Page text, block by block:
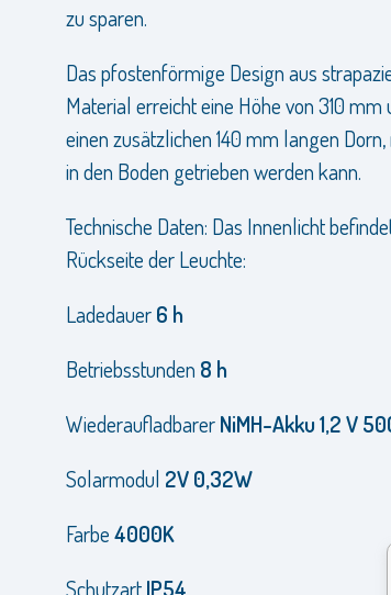
zu sparen.
Das pfostenförmige Design aus
Material erreicht eine Höhe von 310
einen zusätzlichen 140 mm langen
in den Boden getrieben werden kann.
Technische Daten: Das Innenlicht
Rückseite der Leuchte:
Ladedauer6 h
Betriebsstunden 8 h
WiederaufladbarerNiMH-Akku 1,2 V
Solarmodul 2V 0,32W
Farbe4000K
SchutzartIP54